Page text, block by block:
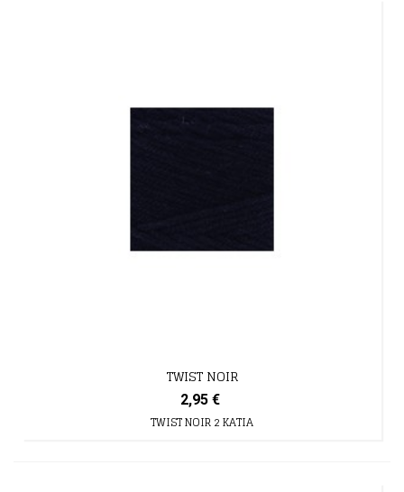
TWIST NOIR
2,95 €
TWIST NOIR 2 KATIA